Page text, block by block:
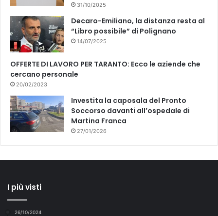
31/10/2025
Decaro-Emiliano, la distanza resta al
“Libro possibile” di Polignano
14/07/2025
OFFERTE DI LAVORO PER TARANTO: Ecco le aziende che
cercano personale
20/02/2023
Investita la caposala del Pronto
Soccorso davanti all’ospedale di
Martina Franca
27/01/2026
I più visti
26/10/2024